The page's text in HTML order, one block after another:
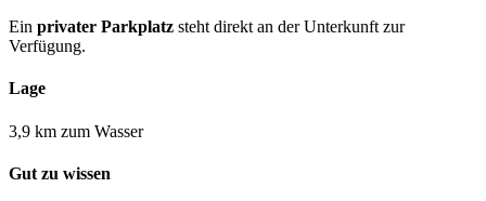
Ein privater Parkplatz steht direkt an der Unterkunft zur
Verfügung.
Lage
3,9 km zum Wasser
Gut zu wissen